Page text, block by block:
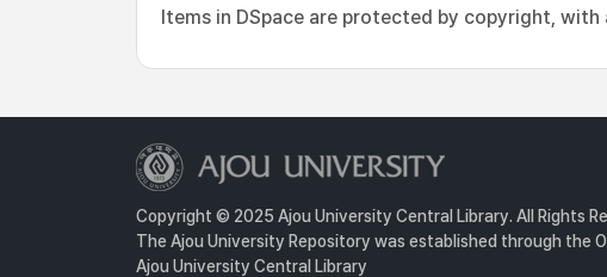
Items in DSpace are protected by copyright,
Copyright © 2025 Ajou University Central Library. All Rights
The Ajou University Repository was established through the
Ajou University Central Library